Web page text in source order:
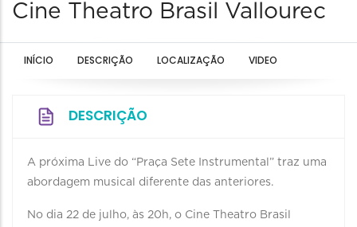
Cine Theatro Brasil Vallourec
INÍCIO DESCRIÇÃO LOCALIZAÇÃO VIDEO
DESCRIÇÃO
A próxima Live do “Praça Sete Instrumental” traz uma
abordagem musical diferente das anteriores.
No dia 22 de julho, às 20h, o Cine Theatro Brasil